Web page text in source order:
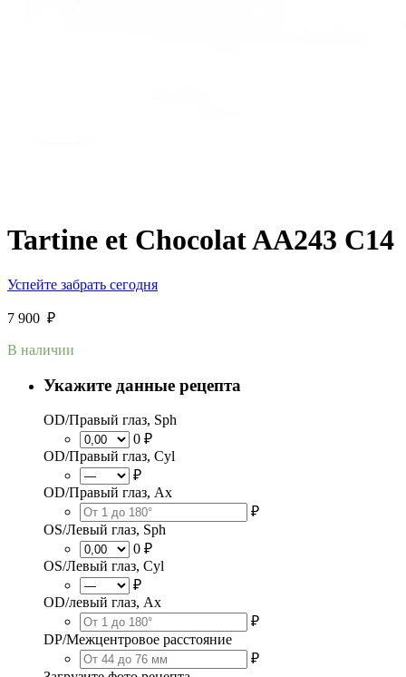
Tartine et Chocolat AA243 C14
Успейте забрать сегодня
7 900 ₽
В наличии
Укажите данные рецепта
OD/Правый глаз, Sph
0 ₽
OD/Правый глаз, Cyl
₽
OD/Правый глаз, Ax
₽
OS/Левый глаз, Sph
0 ₽
OS/Левый глаз, Cyl
₽
OD/левый глаз, Ax
₽
DP/Межцентровое расстояние
₽